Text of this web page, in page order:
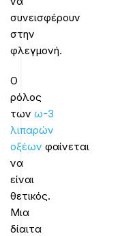
συνεισφέρουν
στην
φλεγμονή.
Ο
ρόλος
των ω-3
λιπαρών
οξέων φαίνεται
να
είναι
θετικός.
Μια
δίαιτα